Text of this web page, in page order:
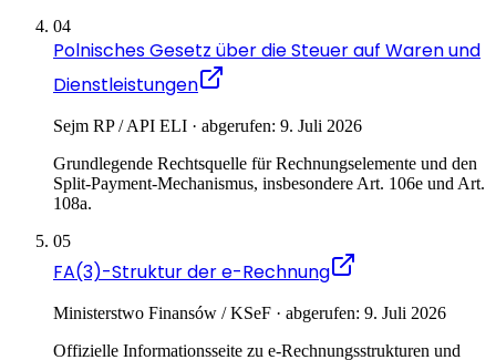
04
Polnisches Gesetz über die Steuer auf Waren und
Dienstleistungen
Sejm RP / API ELI · abgerufen: 9. Juli 2026
Grundlegende Rechtsquelle für Rechnungselemente und den
Split-Payment-Mechanismus, insbesondere Art. 106e und Art.
108a.
05
FA(3)-Struktur der e-Rechnung
Ministerstwo Finansów / KSeF · abgerufen: 9. Juli 2026
Offizielle Informationsseite zu e-Rechnungsstrukturen und